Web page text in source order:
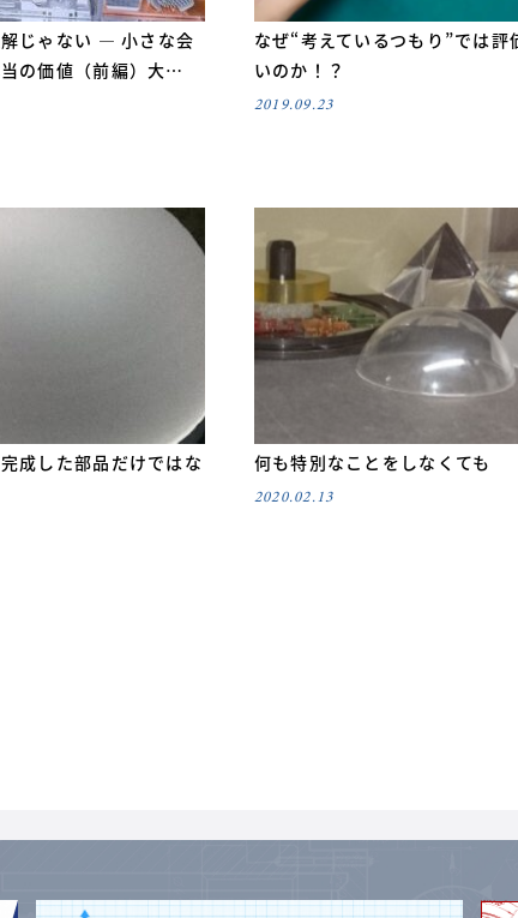
じゃない ― 小さな会
の価値（前編）大…
なぜ“考えているつもり”では評
いのか！？
2019.09.23
成した部品だけではな
何も特別なことをしなくても
2020.02.13